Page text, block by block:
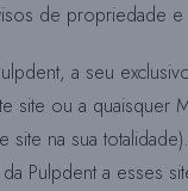
de propriedade
a seu
site ou a quaisquer
site na sua
Pulpdent a esses